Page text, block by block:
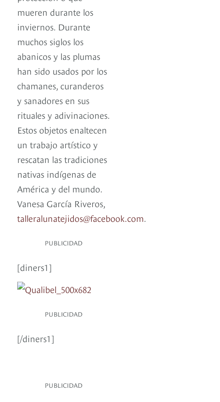
mueren durante los
inviernos. Durante
muchos siglos los
abanicos y las plumas
han sido usados por los
chamanes, curanderos
y sanadores en sus
rituales y adivinaciones.
Estos objetos enaltecen
un trabajo artístico y
rescatan las tradiciones
nativas indígenas de
América y del mundo.
Vanesa García Riveros,
talleralunatejidos@facebook.com.
PUBLICIDAD
[diners1]
PUBLICIDAD
[/diners1]
PUBLICIDAD